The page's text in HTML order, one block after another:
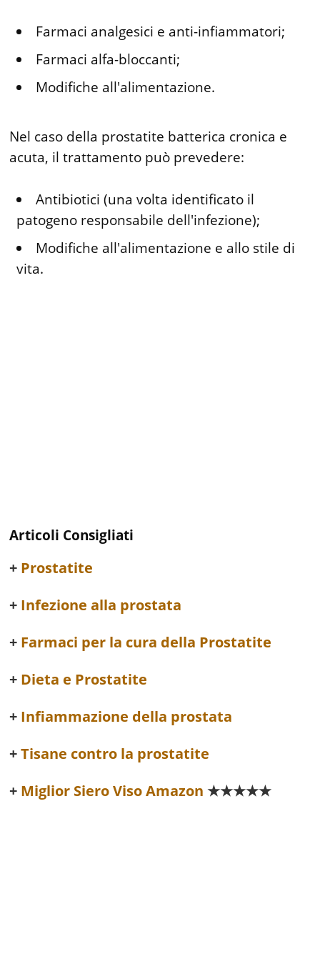
Farmaci analgesici e anti-infiammatori;
Farmaci alfa-bloccanti;
Modifiche all'alimentazione.
Nel caso della prostatite batterica cronica e
acuta, il trattamento può prevedere:
Antibiotici (una volta identificato il
patogeno responsabile dell'infezione);
Modifiche all'alimentazione e allo stile di
vita.
Articoli Consigliati
Prostatite
Infezione alla prostata
Farmaci per la cura della Prostatite
Dieta e Prostatite
Infiammazione della prostata
Tisane contro la prostatite
Miglior Siero Viso Amazon ★★★★★